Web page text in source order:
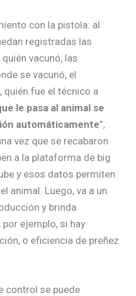
con la pistola: al
registradas las
vacunó, las
se vacunó, el
quién fue el técnico a
le pasa al animal se
automáticamente”,
vez que se recabaron
a la plataforma de big
y esos datos permiten
animal. Luego, va a un
y brinda
ejemplo, si hay
o eficiencia de preñez
control se puede